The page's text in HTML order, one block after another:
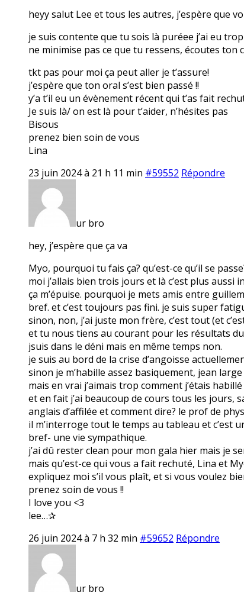
heyy salut Lee et tous les autres, j’espère que
je suis contente que tu sois là puréee j’ai eu
ne minimise pas ce que tu ressens, écoutes ton
tkt pas pour moi ça peut aller je t’assure!
j’espère que ton oral s’est bien passé !!
y’a t’il eu un évènement récent qui t’as fait
Je suis là/ on est là pour t’aider, n’hésites pas
Bisous
prenez bien soin de vous
Lina
23 juin 2024 à 21 h 11 min #59552 Répondre
ur bro
hey, j’espère que ça va
Myo, pourquoi tu fais ça? qu’est-ce qu’il se
moi j’allais bien trois jours et là c’est plus aussi
ça m’épuise. pourquoi je mets amis entre
bref. et c’est toujours pas fini. je suis super
sinon, non, j’ai juste mon frère, c’est tout (et
et tu nous tiens au courant pour les résultats du
jsuis dans le déni mais en même temps non.
je suis au bord de la crise d’angoisse
sinon je m’habille assez basiquement, jean
mais en vrai j’aimais trop comment j’étais habillé
et en fait j’ai beaucoup de cours tous les jours,
anglais d’affilée et comment dire? le prof de
il m’interroge tout le temps au tableau et c’est
bref- une vie sympathique.
j’ai dû rester clean pour mon gala hier mais je
mais qu’est-ce qui vous a fait rechuté, Lina et
expliquez moi s’il vous plaît, et si vous voulez
prenez soin de vous !!
I love you <3
lee…✰
26 juin 2024 à 7 h 32 min #59652 Répondre
ur bro